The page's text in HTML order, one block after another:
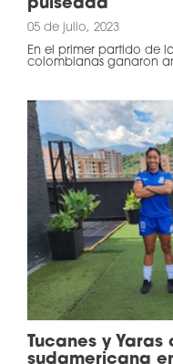
pulseada
05 de julio, 2023
En el primer partido de
colombianas ganaron
Tucanes y
sudamericana